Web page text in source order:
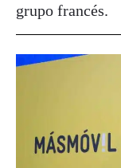
grupo francés.